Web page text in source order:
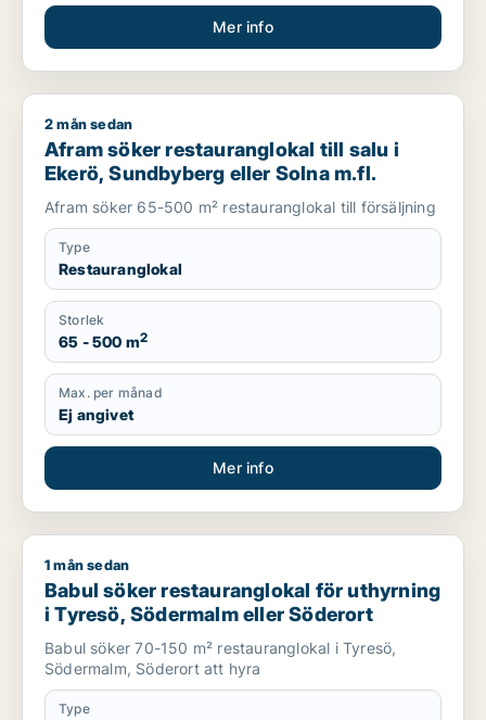
Mer info
Afram söker restauranglokal till salu i Ekerö, Sundbyberg
2 mån sedan
Afram söker restauranglokal till salu i
Ekerö, Sundbyberg eller Solna m.fl.
Afram söker 65-500 m² restauranglokal till försäljning
Type
Restauranglokal
Storlek
65 - 500 m2
Max. per månad
Ej angivet
Mer info
Babul söker restauranglokal för uthyrning i Tyresö,
1 mån sedan
Babul söker restauranglokal för uthyrning
i Tyresö, Södermalm eller Söderort
Babul söker 70-150 m² restauranglokal i Tyresö,
Södermalm, Söderort att hyra
Type